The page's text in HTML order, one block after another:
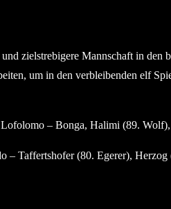
zielstrebigere Mannschaft in
um in den verbleibenden elf
– Bonga, Halimi (89.
– Taffertshofer (80. Egerer),